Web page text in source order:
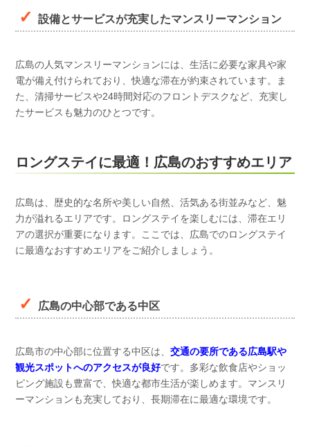
設備とサービスが充実したマンスリーマンション
広島の人気マンスリーマンションには、生活に必要な家具や家
電が備え付けられており、快適な滞在が約束されています。ま
た、清掃サービスや24時間対応のフロントデスクなど、充実し
たサービスも魅力のひとつです。
ロングステイに最適！広島のおすすめエリア
広島は、歴史的な名所や美しい自然、活気ある街並みなど、魅
力が溢れるエリアです。ロングステイを楽しむには、滞在エリ
アの選択が重要になります。ここでは、広島でのロングステイ
に最適なおすすめエリアをご紹介しましょう。
広島の中心部である中区
広島市の中心部に位置する中区は、 交通の要所である広島駅や
観光スポットへのアクセスが良好です。多彩な飲食店やショッ
ピング施設も豊富で、快適な都市生活が楽しめます。マンスリ
ーマンションも充実しており、長期滞在に最適な環境です。